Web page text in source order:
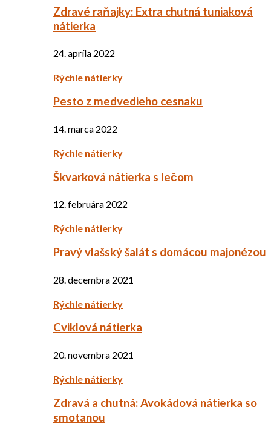
Zdravé raňajky: Extra chutná tuniaková
nátierka
24. apríla 2022
Rýchle nátierky
Pesto z medvedieho cesnaku
14. marca 2022
Rýchle nátierky
Škvarková nátierka s lečom
12. februára 2022
Rýchle nátierky
Pravý vlašský šalát s domácou majonézou
28. decembra 2021
Rýchle nátierky
Cviklová nátierka
20. novembra 2021
Rýchle nátierky
Zdravá a chutná: Avokádová nátierka so
smotanou